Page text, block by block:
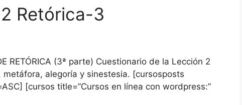
Retórica-3
RETÓRICA (3ª parte) Cuestionario de la Lección 2
alegoría y sinestesia. [cursosposts
[cursos title=”Cursos en línea con wordpress:”